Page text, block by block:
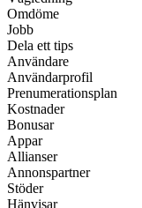
Omdöme
Jobb
Dela ett tips
Användare
Användarprofil
Prenumerationsplan
Kostnader
Bonusar
Appar
Allianser
Annonspartner
Stöder
Hänvisar